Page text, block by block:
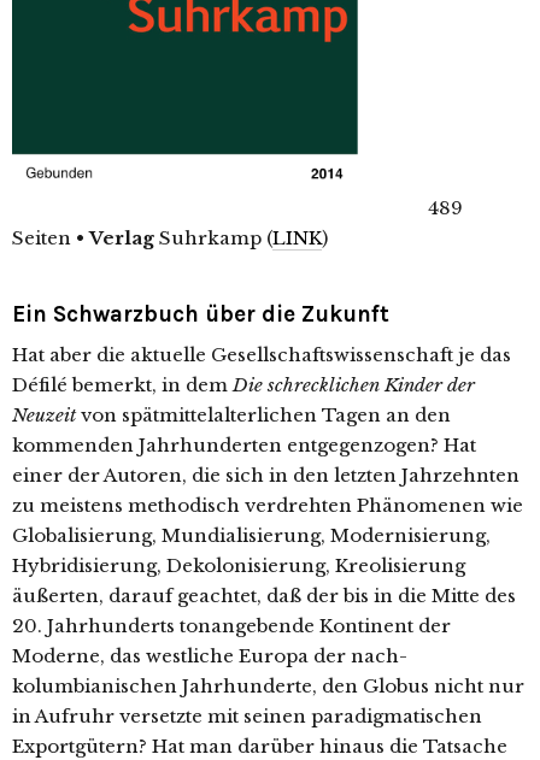
489
Seiten • Verlag Suhrkamp (LINK)
Ein Schwarzbuch über die Zukunft
Hat aber die aktuelle Gesellschaftswissenschaft je das
Défilé bemerkt, in demDie schrecklichen Kinder der
Neuzeitvon spätmittelalterlichen Tagen an den
kommenden Jahrhunderten entgegenzogen? Hat
einer der Autoren, die sich in den letzten Jahrzehnten
zu meistens methodisch verdrehten Phänomenen wie
Globalisierung, Mundialisierung, Modernisierung,
Hybridisierung, Dekolonisierung, Kreolisierung
äußerten, darauf geachtet, daß der bis in die Mitte des
20. Jahrhunderts tonangebende Kontinent der
Moderne, das westliche Europa der nach-
kolumbianischen Jahrhunderte, den Globus nicht nur
in Aufruhr versetzte mit seinen paradigmatischen
Exportgütern? Hat man dar­über hinaus die Tatsache